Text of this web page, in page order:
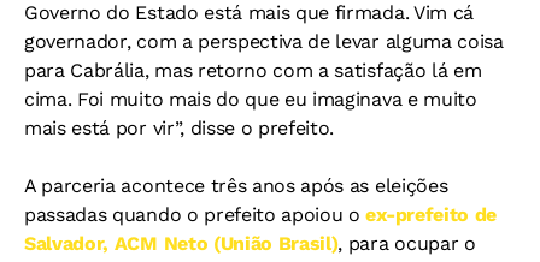
Governo do Estado está mais que firmada. Vim cá
governador, com a perspectiva de levar alguma coisa
para Cabrália, mas retorno com a satisfação lá em
cima. Foi muito mais do que eu imaginava e muito
mais está por vir”, disse o prefeito.
A parceria acontece três anos após as eleições
passadas quando o prefeito apoiou oex-prefeito de
Salvador, ACM Neto (União Brasil), para ocupar o